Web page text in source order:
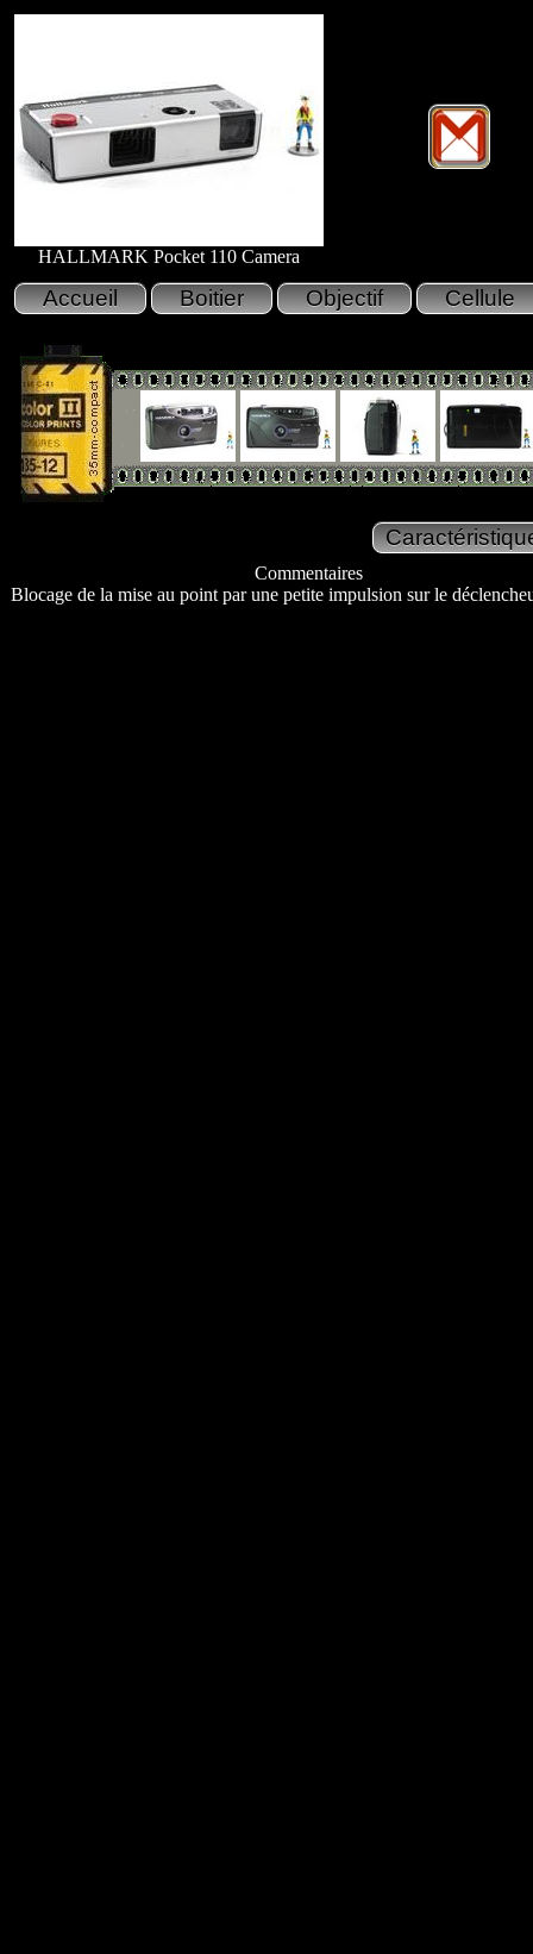
HALLMARK Pocket 110 Camera
Commentaires
Blocage de la mise au point par une petite impulsion sur le